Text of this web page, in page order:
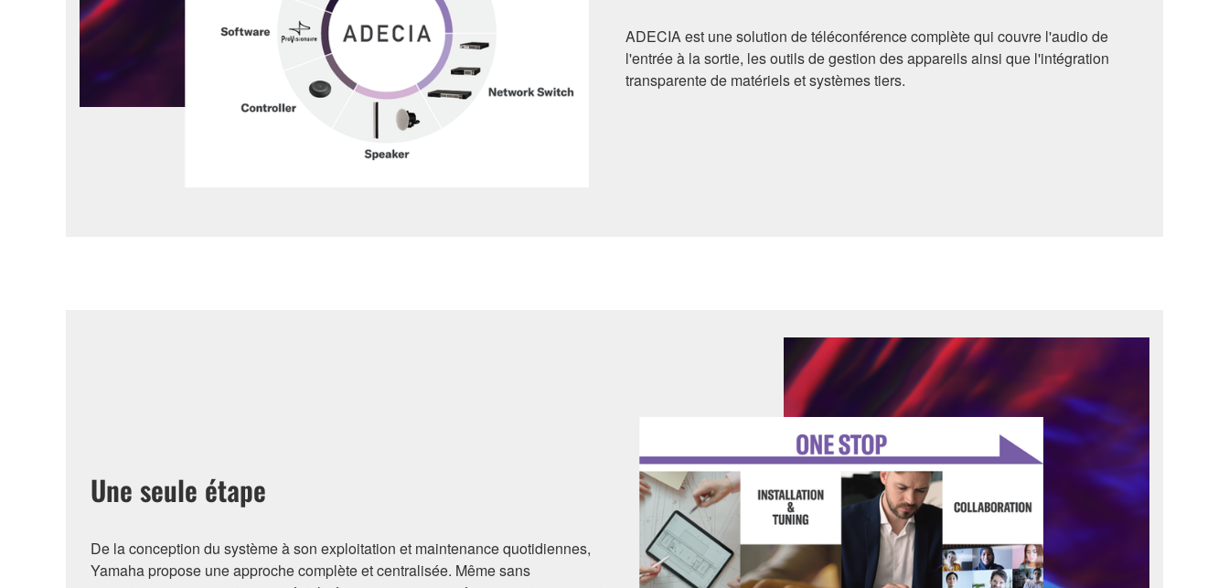
ADECIA est une solution de téléconférence complète qui couvre l'audio de
l'entrée à la sortie, les outils de gestion des appareils ainsi que l'intégration
transparente de matériels et systèmes tiers.
Une seule étape
De la conception du système à son exploitation et maintenance quotidiennes,
Yamaha propose une approche complète et centralisée. Même sans